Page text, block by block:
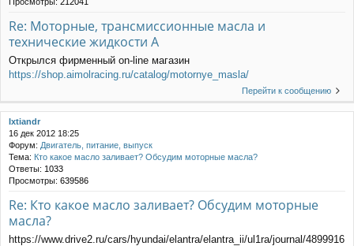
Re: Моторные, трансмиссионные масла и
технические жидкости A
Открылся фирменный on-line магазин
https://shop.aimolracing.ru/catalog/motornye_masla/
Перейти к сообщению
Ixtiandr
16 дек 2012 18:25
Форум: Двигатель, питание, выпуск
Тема: Кто какое масло заливает? Обсудим моторные масла?
Ответы: 1033
Просмотры: 639586
Re: Кто какое масло заливает? Обсудим моторные
масла?
https://www.drive2.ru/cars/hyundai/elantra/elantra_ii/ul1ra/journal/4899916